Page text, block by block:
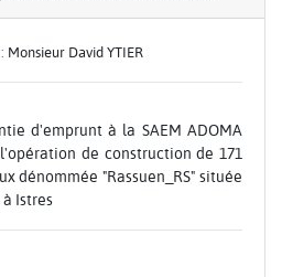
Monsieur David YTIER
d'emprunt à la SAEM ADOMA
de construction de 171
dénommée "Rassuen_RS" située
Istres